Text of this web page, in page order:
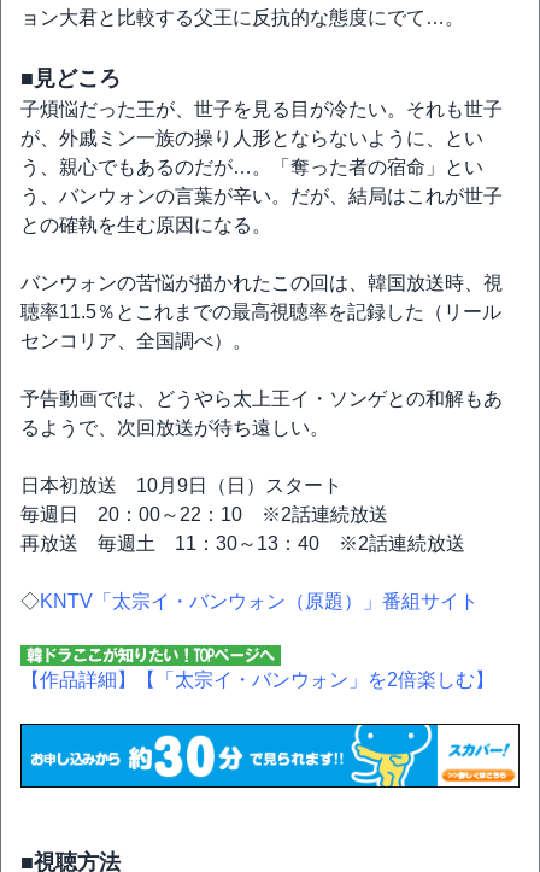
ョン大君と比較する父王に反抗的な態度にでて…。
■見どころ
子煩悩だった王が、世子を見る目が冷たい。それも世子
が、外戚ミン一族の操り人形とならないように、とい
う、親心でもあるのだが…。「奪った者の宿命」とい
う、バンウォンの言葉が辛い。だが、結局はこれが世子
との確執を生む原因になる。
バンウォンの苦悩が描かれたこの回は、韓国放送時、視
聴率11.5％とこれまでの最高視聴率を記録した（リール
センコリア、全国調べ）。
予告動画では、どうやら太上王イ・ソンゲとの和解もあ
るようで、次回放送が待ち遠しい。
日本初放送 10月9日（日）スタート
毎週日 20：00～22：10 ※2話連続放送
再放送 毎週土 11：30～13：40 ※2話連続放送
◇KNTV「太宗イ・バンウォン（原題）」番組サイト
【作品詳細】 【「太宗イ・バンウォン」を2倍楽しむ】
■視聴方法